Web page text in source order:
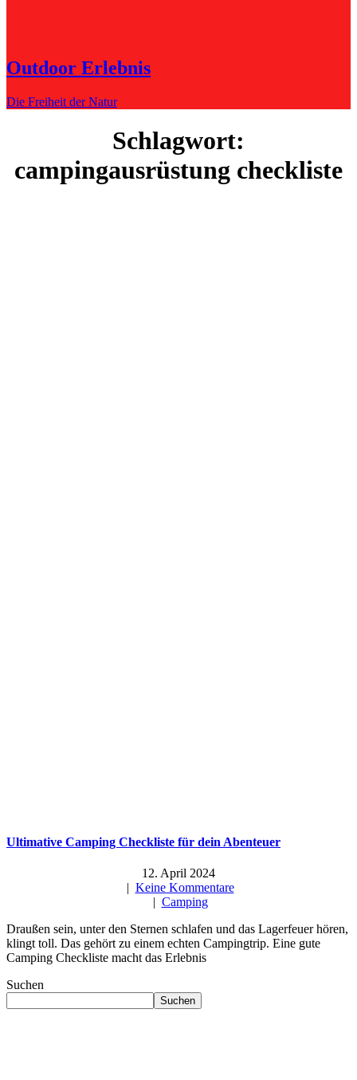
Outdoor Erlebnis
Die Freiheit der Natur
Schlagwort:
campingausrüstung checkliste
Ultimative Camping Checkliste für dein Abenteuer
12. April 2024
| Keine Kommentare
| Camping
Draußen sein, unter den Sternen schlafen und das Lagerfeuer hören,
klingt toll. Das gehört zu einem echten Campingtrip. Eine gute
Camping Checkliste macht das Erlebnis
Suchen
Suchen